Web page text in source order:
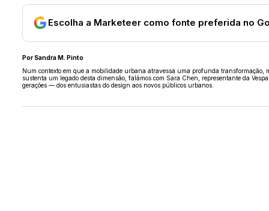
Escolha a Marketeer como fonte preferida no
Por Sandra M. Pinto
Num contexto em que a mobilidade urbana atravessa uma profunda transformação,
sustenta um legado desta dimensão, falámos com Sara Chen, representante da
gerações — dos entusiastas do design aos novos públicos urbanos.